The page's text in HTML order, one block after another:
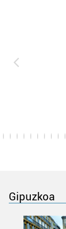
Gipuzkoa